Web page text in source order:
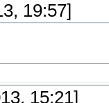
19:57]
15:21]